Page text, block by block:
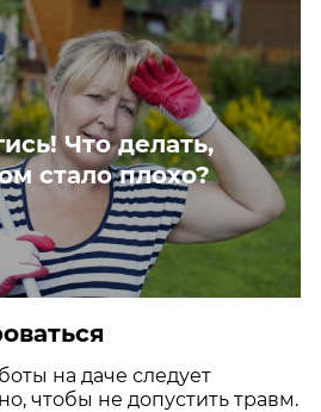
Что делать,
стало плохо?
на даче следует
чтобы не допустить травм.